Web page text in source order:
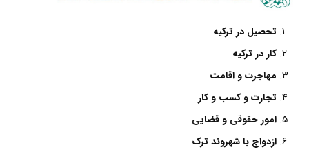
تحصیل در ترکیه
کار در ترکیه
مهاجرت و اقامت
تجارت و کسب و کار
امور حقوقی و قضایی
ازدواج با شهروند ترک